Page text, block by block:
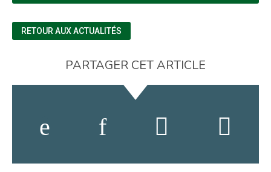
RETOUR AUX ACTUALITÉS
PARTAGER CET ARTICLE